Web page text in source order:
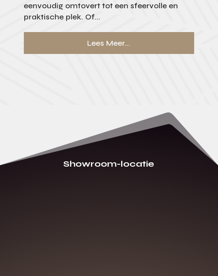
eenvoudig omtovert tot een sfeervolle en
praktische plek. Of...
Lees Meer...
Showroom-locatie